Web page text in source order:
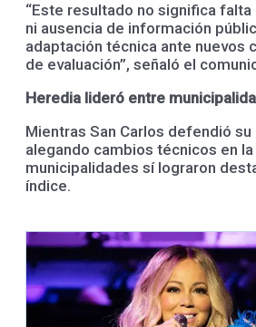
“Este resultado no significa
ni ausencia de información
adaptación técnica ante nuevos
de evaluación”, señaló el
Heredia lideró entre
Mientras San Carlos defendió
alegando cambios técnicos en
municipalidades sí lograron
índice.